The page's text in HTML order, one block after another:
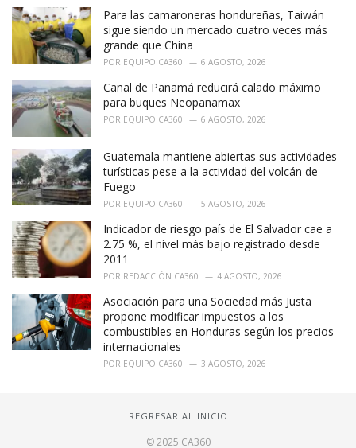
s
Para las camaroneras hondureñas, Taiwán
sigue siendo un mercado cuatro veces más
grande que China
POR EQUIPO CA360 6 AGOSTO, 2026
Canal de Panamá reducirá calado máximo
para buques Neopanamax
POR EQUIPO CA360 6 AGOSTO, 2026
Guatemala mantiene abiertas sus actividades
turísticas pese a la actividad del volcán de
Fuego
POR EQUIPO CA360 5 AGOSTO, 2026
Indicador de riesgo país de El Salvador cae a
2.75 %, el nivel más bajo registrado desde
2011
POR REDACCIÓN CA360 4 AGOSTO, 2026
Asociación para una Sociedad más Justa
propone modificar impuestos a los
combustibles en Honduras según los precios
internacionales
POR EQUIPO CA360 3 AGOSTO, 2026
REGRESAR AL INICIO
© 2025 CA360